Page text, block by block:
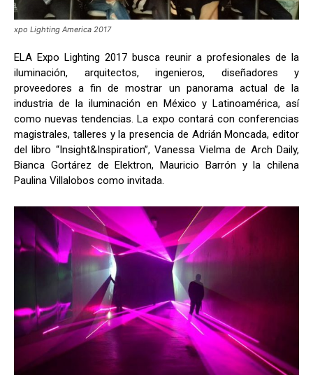
xpo Lighting America 2017
ELA Expo Lighting 2017 busca reunir a profesionales de la
iluminación, arquitectos, ingenieros, diseñadores y
proveedores a fin de mostrar un panorama actual de la
industria de la iluminación en México y Latinoamérica, así
como nuevas tendencias. La expo contará con conferencias
magistrales, talleres y la presencia de Adrián Moncada, editor
del libro “Insight&Inspiration”, Vanessa Vielma de Arch Daily,
Bianca Gortárez de Elektron, Mauricio Barrón y la chilena
Paulina Villalobos como invitada.